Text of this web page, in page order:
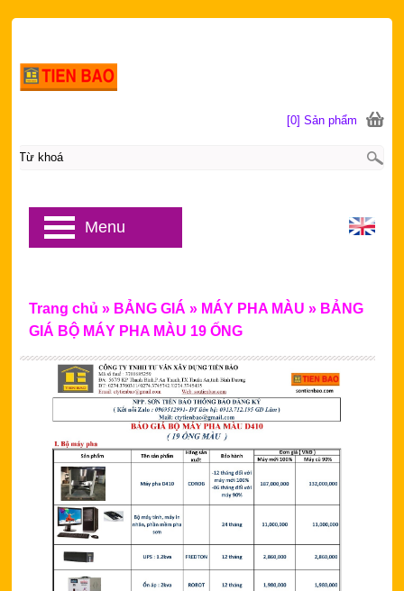
Trang chủ » BẢNG GIÁ » MÁY PHA MÀU » BẢNG
GIÁ BỘ MÁY PHA MÀU 19 ỐNG
[0] Sản phẩm
Menu